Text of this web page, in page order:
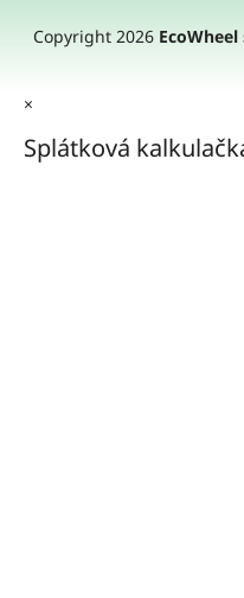
Copyright 2026 EcoWheel
×
Splátková